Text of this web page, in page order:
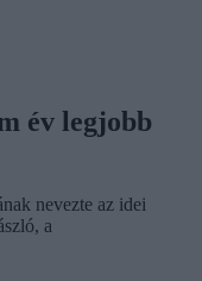
év legjobb
nevezte az idei
a